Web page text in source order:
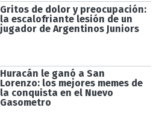
Gritos de dolor y preocupación:
la escalofriante lesión de un
jugador de Argentinos Juniors
Huracán le ganó a San
Lorenzo: los mejores memes de
la conquista en el Nuevo
Gasometro